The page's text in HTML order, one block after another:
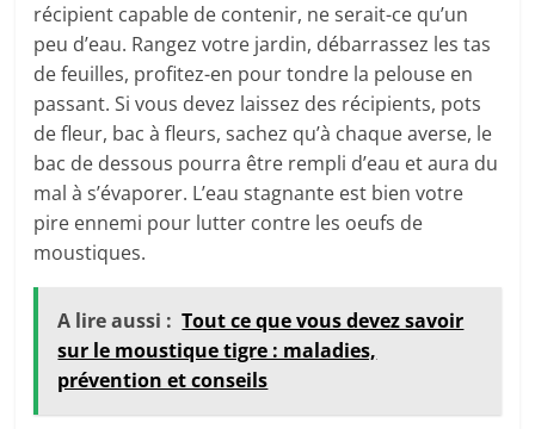
récipient capable de contenir, ne serait-ce qu’un
peu d’eau. Rangez votre jardin, débarrassez les tas
de feuilles, profitez-en pour tondre la pelouse en
passant. Si vous devez laissez des récipients, pots
de fleur, bac à fleurs, sachez qu’à chaque averse, le
bac de dessous pourra être rempli d’eau et aura du
mal à s’évaporer. L’eau stagnante est bien votre
pire ennemi pour lutter contre les oeufs de
moustiques.
A lire aussi : Tout ce que vous devez savoir
sur le moustique tigre : maladies,
prévention et conseils